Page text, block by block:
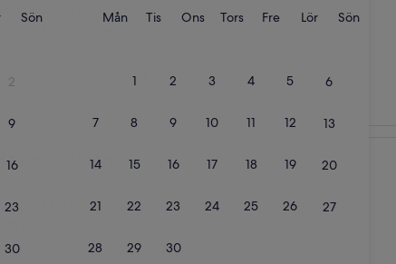
Lördag
SönSöndag
2
9
16
23
30
MånMåndag
TisTisdag
OnsOnsdag
TorsTorsdag
FreFredag
LörLördag
SönSöndag
1 2 3 4 5 6
7 8 9 10 11 12 13
14 15 16 17 18 19 20
21 22 23 24 25 26 27
28 29 30
2,4 km från Hakone Hot Springs
た。ありがとうございました！”
??
Suisen
Suisen
2,7 km från Hakone Hot Springs
clean and spacious room. A traditional